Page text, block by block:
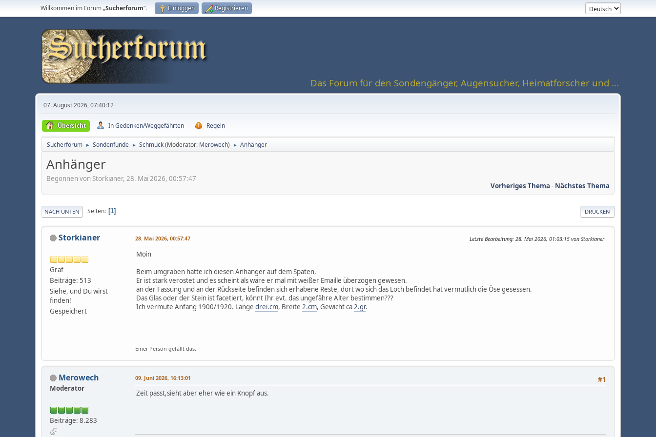
Willkommen im Forum „Sucherforum“. Einloggen Registrieren
Das Forum für den Sondengänger, Augensucher, Heimatforscher und ...
07. August 2026, 07:40:12
Übersicht In Gedenken/Weggefährten Regeln
Sucherforum ► Sondenfunde ► Schmuck(Moderator: Merowech) ► Anhänger
Anhänger
Begonnen von Storkianer, 28. Mai 2026, 00:57:47
Vorheriges Thema - Nächstes Thema
DRUCKEN
NACH UNTEN Seiten 1
Storkianer
Graf
Beiträge: 513
Siehe, und Du wirst
finden!
Gespeichert
28. Mai 2026, 00:57:47 Letzte Bearbeitung: 28. Mai 2026, 01:03:15 von Storkianer
Moin
Beim umgraben hatte ich diesen Anhänger auf dem Spaten.
Er ist stark verostet und es scheint als wäre er mal mit weißer Emaille überzogen gewesen.
an der Fassung und an der Rückseite befinden sich erhabene Reste, dort wo sich das Loch befindet hat vermutlich die Öse gesessen.
Das Glas oder der Stein ist facetiert, könnt Ihr evt. das ungefähre Alter bestimmen???
Ich vermute Anfang 1900/1920. Länge drei.cm, Breite 2.cm, Gewicht ca 2.gr.
Einer Person gefällt das.
Merowech
Moderator
Beiträge: 8.283
#1
09. Juni 2026, 16:13:01
Zeit passt,sieht aber eher wie ein Knopf aus.